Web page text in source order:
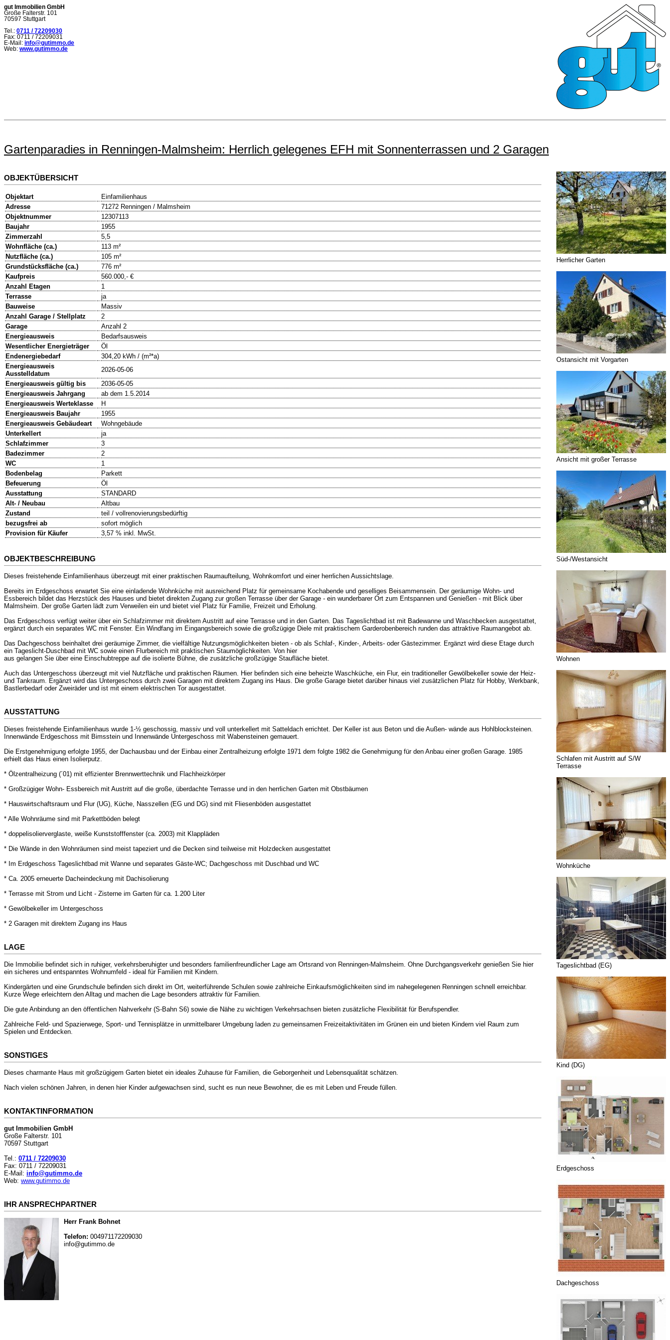
gut Immobilien GmbH
Große Falterstr. 101
70597 Stuttgart
Tel.: 0711 / 72209030
Fax: 0711 / 72209031
E-Mail: info@gutimmo.de
Web: www.gutimmo.de
Gartenparadies in Renningen-Malmsheim: Herrlich gelegenes EFH mit Sonnenterrassen und 2 Garagen
OBJEKTÜBERSICHT
Objektart
Einfamilienhaus
Adresse
71272 Renningen / Malmsheim
Objektnummer
12307113
Baujahr
1955
Zimmerzahl
5,5
Wohnfläche (ca.)
113 m²
Nutzfläche (ca.)
105 m²
Grundstücksfläche (ca.)
776 m²
Kaufpreis
560.000,- €
Anzahl Etagen
1
Terrasse
ja
Bauweise
Massiv
Anzahl Garage / Stellplatz
2
Garage
Anzahl 2
Energieausweis
Bedarfsausweis
Wesentlicher Energieträger
Öl
Endenergiebedarf
304,20 kWh / (m²*a)
Energieausweis
Ausstelldatum
2026-05-06
Energieausweis gültig bis
2036-05-05
Energieausweis Jahrgang
ab dem 1.5.2014
Energieausweis Werteklasse
H
Energieausweis Baujahr
1955
Energieausweis Gebäudeart
Wohngebäude
Unterkellert
ja
Schlafzimmer
3
Badezimmer
2
WC
1
Bodenbelag
Parkett
Befeuerung
Öl
Ausstattung
STANDARD
Alt- / Neubau
Altbau
Zustand
teil / vollrenovierungsbedürftig
bezugsfrei ab
sofort möglich
Provision für Käufer
3,57 % inkl. MwSt.
OBJEKTBESCHREIBUNG
Dieses freistehende Einfamilienhaus überzeugt mit einer praktischen Raumaufteilung, Wohnkomfort und einer herrlichen Aussichtslage.
Bereits im Erdgeschoss erwartet Sie eine einladende Wohnküche mit ausreichend Platz für gemeinsame Kochabende und geselliges Beisammensein. Der geräumige Wohn- und
Essbereich bildet das Herzstück des Hauses und bietet direkten Zugang zur großen Terrasse über der Garage - ein wunderbarer Ort zum Entspannen und Genießen - mit Blick über
Malmsheim. Der große Garten lädt zum Verweilen ein und bietet viel Platz für Familie, Freizeit und Erholung.
Das Erdgeschoss verfügt weiter über ein Schlafzimmer mit direktem Austritt auf eine Terrasse und in den Garten. Das Tageslichtbad ist mit Badewanne und Waschbecken ausgestattet,
ergänzt durch ein separates WC mit Fenster. Ein Windfang im Eingangsbereich sowie die großzügige Diele mit praktischem Garderobenbereich runden das attraktive Raumangebot ab.
Das Dachgeschoss beinhaltet drei geräumige Zimmer, die vielfältige Nutzungsmöglichkeiten bieten - ob als Schlaf-, Kinder-, Arbeits- oder Gästezimmer. Ergänzt wird diese Etage durch
ein Tageslicht-Duschbad mit WC sowie einen Flurbereich mit praktischen Staumöglichkeiten. Von hier
aus gelangen Sie über eine Einschubtreppe auf die isolierte Bühne, die zusätzliche großzügige Staufläche bietet.
Auch das Untergeschoss überzeugt mit viel Nutzfläche und praktischen Räumen. Hier befinden sich eine beheizte Waschküche, ein Flur, ein traditioneller Gewölbekeller sowie der Heiz-
und Tankraum. Ergänzt wird das Untergeschoss durch zwei Garagen mit direktem Zugang ins Haus. Die große Garage bietet darüber hinaus viel zusätzlichen Platz für Hobby, Werkbank,
Bastlerbedarf oder Zweiräder und ist mit einem elektrischen Tor ausgestattet.
AUSSTATTUNG
Dieses freistehende Einfamilienhaus wurde 1-½ geschossig, massiv und voll unterkellert mit Satteldach errichtet. Der Keller ist aus Beton und die Außen- wände aus Hohlblocksteinen.
Innenwände Erdgeschoss mit Bimsstein und Innenwände Untergeschoss mit Wabensteinen gemauert.
Die Erstgenehmigung erfolgte 1955, der Dachausbau und der Einbau einer Zentralheizung erfolgte 1971 dem folgte 1982 die Genehmigung für den Anbau einer großen Garage. 1985
erhielt das Haus einen Isolierputz.
* Ölzentralheizung (´01) mit effizienter Brennwerttechnik und Flachheizkörper
* Großzügiger Wohn- Essbereich mit Austritt auf die große, überdachte Terrasse und in den herrlichen Garten mit Obstbäumen
* Hauswirtschaftsraum und Flur (UG), Küche, Nasszellen (EG und DG) sind mit Fliesenböden ausgestattet
* Alle Wohnräume sind mit Parkettböden belegt
* doppelisolierverglaste, weiße Kunststofffenster (ca. 2003) mit Klappläden
* Die Wände in den Wohnräumen sind meist tapeziert und die Decken sind teilweise mit Holzdecken ausgestattet
* Im Erdgeschoss Tageslichtbad mit Wanne und separates Gäste-WC; Dachgeschoss mit Duschbad und WC
* Ca. 2005 erneuerte Dacheindeckung mit Dachisolierung
* Terrasse mit Strom und Licht - Zisterne im Garten für ca. 1.200 Liter
* Gewölbekeller im Untergeschoss
* 2 Garagen mit direktem Zugang ins Haus
LAGE
Die Immobilie befindet sich in ruhiger, verkehrsberuhigter und besonders familienfreundlicher Lage am Ortsrand von Renningen-Malmsheim. Ohne Durchgangsverkehr genießen Sie hier
ein sicheres und entspanntes Wohnumfeld - ideal für Familien mit Kindern.
Kindergärten und eine Grundschule befinden sich direkt im Ort, weiterführende Schulen sowie zahlreiche Einkaufsmöglichkeiten sind im nahegelegenen Renningen schnell erreichbar.
Kurze Wege erleichtern den Alltag und machen die Lage besonders attraktiv für Familien.
Die gute Anbindung an den öffentlichen Nahverkehr (S-Bahn S6) sowie die Nähe zu wichtigen Verkehrsachsen bieten zusätzliche Flexibilität für Berufspendler.
Zahlreiche Feld- und Spazierwege, Sport- und Tennisplätze in unmittelbarer Umgebung laden zu gemeinsamen Freizeitaktivitäten im Grünen ein und bieten Kindern viel Raum zum
Spielen und Entdecken.
SONSTIGES
Dieses charmante Haus mit großzügigem Garten bietet ein ideales Zuhause für Familien, die Geborgenheit und Lebensqualität schätzen.
Nach vielen schönen Jahren, in denen hier Kinder aufgewachsen sind, sucht es nun neue Bewohner, die es mit Leben und Freude füllen.
KONTAKTINFORMATION
gut Immobilien GmbH
Große Falterstr. 101
70597 Stuttgart
Tel.: 0711 / 72209030
Fax: 0711 / 72209031
E-Mail: info@gutimmo.de
Web: www.gutimmo.de
IHR ANSPRECHPARTNER
Herr Frank Bohnet
Telefon: 004971172209030
info@gutimmo.de
Herrlicher Garten
Ostansicht mit Vorgarten
Ansicht mit großer Terrasse
Süd-/Westansicht
Wohnen
Schlafen mit Austritt auf S/W
Terrasse
Wohnküche
Tageslichtbad (EG)
Kind (DG)
Erdgeschoss
Dachgeschoss